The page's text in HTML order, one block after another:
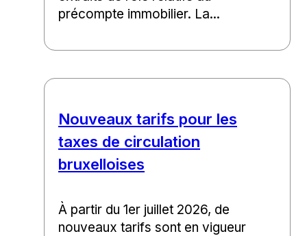
précompte immobilier. La...
Nouveaux tarifs pour les
taxes de circulation
bruxelloises
À partir du 1er juillet 2026, de
nouveaux tarifs sont en vigueur